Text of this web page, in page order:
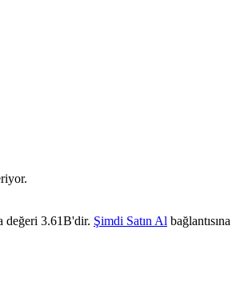
değeri 3.61B'dir. Şimdi Satın Al bağlantısına